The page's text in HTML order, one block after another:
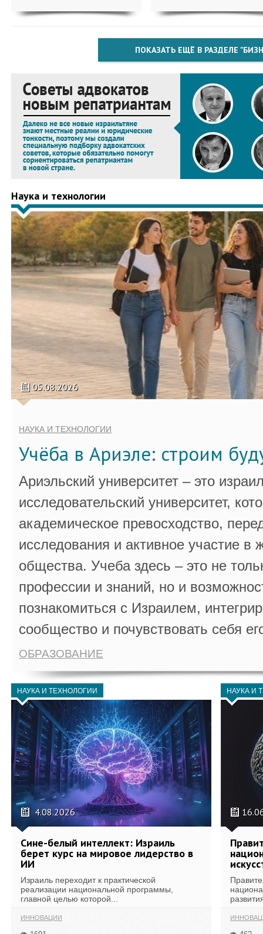
ПОКАЗАТЬ ЕЩЁ В РАЗДЕЛЕ
Наука и технологии
05.08.2026
НАУКА И ТЕХНОЛОГИИ
Учёба в Ариэле: строим
Ариэльский университет – это
исследовательский университет,
академическое превосходство,
исследования и активное участие в
общества. Учеба здесь – это не
профессии и знаний, но и
познакомиться с Израилем,
сообщество и почувствовать себя
ОБРАЗОВАНИЕ
НАУКА И ТЕХНОЛОГИИ
4.08.2026
Сине-белый интеллект: Израиль
берет курс на мировое лидерство в
ИИ
Израиль переходит к практической
реализации национальной программы,
главной целью которой...
ИННОВАЦИИ
НАУКА И